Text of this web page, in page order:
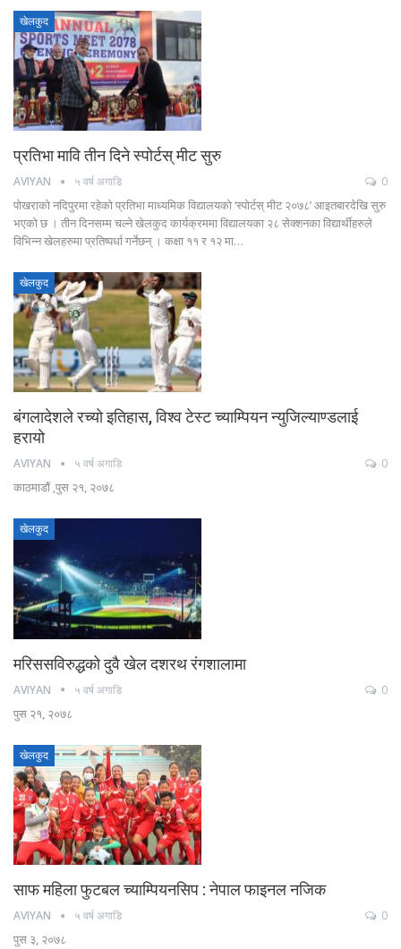
खेलकुद
प्रतिभा मावि तीन दिने स्पोर्टस् मीट सुरु
AVIYAN ५ वर्ष अगाडि 0
पोखराको नदिपुरमा रहेको प्रतिभा माध्यमिक विद्यालयको ‘स्पोर्टस् मीट २०७८’ आइतबारदेखि सुरु
भएको छ । तीन दिनसम्म चल्ने खेलकुद कार्यक्रममा विद्यालयका २८ सेक्शनका विद्यार्थीहरुले
विभिन्न खेलहरुमा प्रतिष्पर्धा गर्नेछन् । कक्षा ११ र १२ मा…
खेलकुद
बंगलादेशले रच्यो इतिहास, विश्व टेस्ट च्याम्पियन न्युजिल्याण्डलाई
हरायो
AVIYAN ५ वर्ष अगाडि 0
काठमाडौं ,पुस २१, २०७८
खेलकुद
मरिससविरुद्धको दुवै खेल दशरथ रंगशालामा
AVIYAN ५ वर्ष अगाडि 0
पुस २१, २०७८
खेलकुद
साफ महिला फुटबल च्याम्पियनसिप : नेपाल फाइनल नजिक
AVIYAN ५ वर्ष अगाडि 0
पुस ३, २०७८